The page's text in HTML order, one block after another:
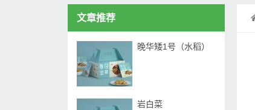
文章推荐
晚华矮1号（水稻）
岩白菜